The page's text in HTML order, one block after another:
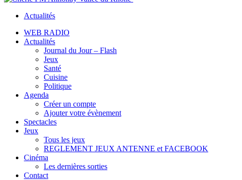
Actualités
WEB RADIO
Actualités
Journal du Jour – Flash
Jeux
Santé
Cuisine
Politique
Agenda
Créer un compte
Ajouter votre évènement
Spectacles
Jeux
Tous les jeux
REGLEMENT JEUX ANTENNE et FACEBOOK
Cinéma
Les dernières sorties
Contact